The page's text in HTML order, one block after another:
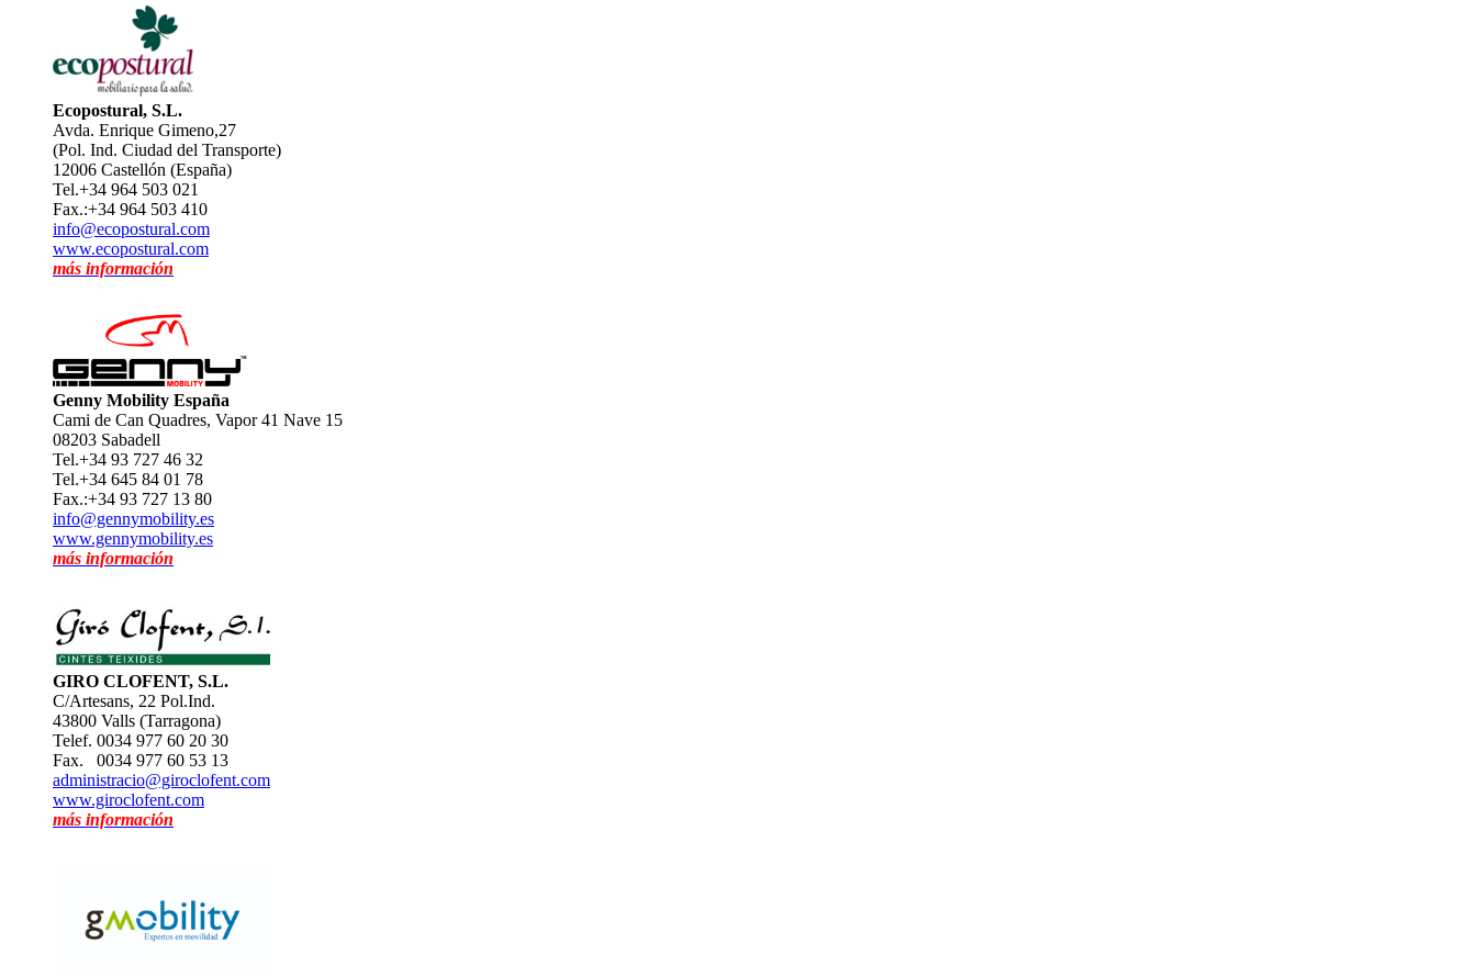
Ecopostural, S.L.
Avda. Enrique Gimeno,27
(Pol. Ind. Ciudad del Transporte)
12006 Castellón (España)
Tel.+34 964 503 021
Fax.:+34 964 503 410
info@ecopostural.com
www.ecopostural.com
más información
Genny Mobility España
Cami de Can Quadres, Vapor 41 Nave 15
08203 Sabadell
Tel.+34 93 727 46 32
Tel.+34 645 84 01 78
Fax.:+34 93 727 13 80
info@gennymobility.es
www.gennymobility.es
más información
GIRO CLOFENT, S.L.
C/Artesans, 22 Pol.Ind.
43800 Valls (Tarragona)
Telef. 0034 977 60 20 30
Fax. 0034 977 60 53 13
administracio@giroclofent.com
www.giroclofent.com
más información